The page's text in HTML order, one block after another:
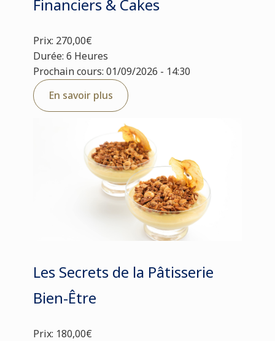
Financiers & Cakes
Prix: 270,00€
Durée: 6 Heures
Prochain cours: 01/09/2026 - 14:30
En savoir plus
Les Secrets de la Pâtisserie
Bien-Être
Prix: 180,00€